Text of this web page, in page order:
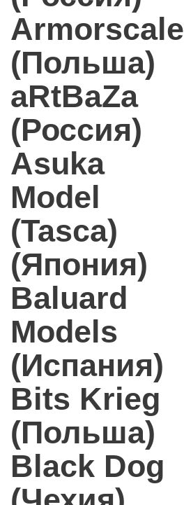
Armorscale
(Польша)
aRtBaZa
(Россия)
Asuka
Model
(Tasca)
(Япония)
Baluard
Models
(Испания)
Bits Krieg
(Польша)
Black Dog